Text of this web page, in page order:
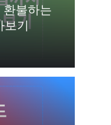
환불하는
기